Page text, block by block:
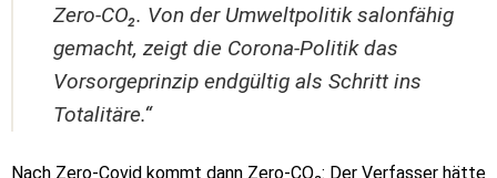
Zero-CO₂. Von der Umweltpolitik salonfähig
gemacht, zeigt die Corona-Politik das
Vorsorgeprinzip endgültig als Schritt ins
Totalitäre.“
Nach Zero-Covid kommt dann Zero-CO₂: Der Verfasser hätte